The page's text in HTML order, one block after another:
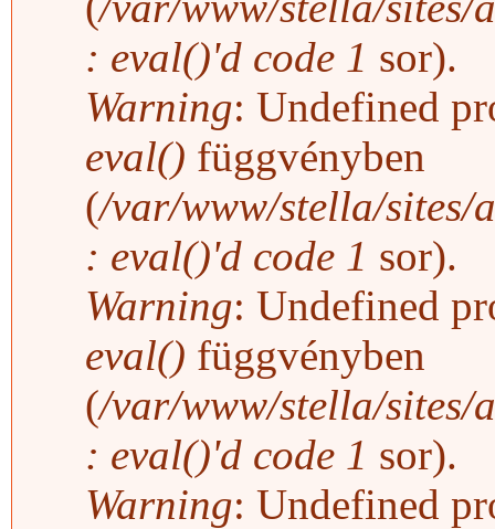
: eval()'d code 1 sor).
Warning: Undefined
eval() függvényben
(/var/www/stella/sites/
: eval()'d code 1 sor).
Warning: Undefined
eval() függvényben
(/var/www/stella/sites/
: eval()'d code 1 sor).
Warning: Undefined